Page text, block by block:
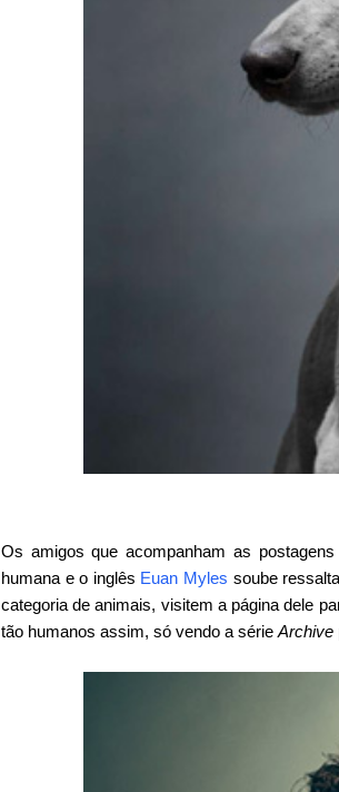
Os amigos que acompanham as
humana e o inglês Euan Myles soube
categoria de animais, visitem a página dele
tão humanos assim, só vendo a série Archive